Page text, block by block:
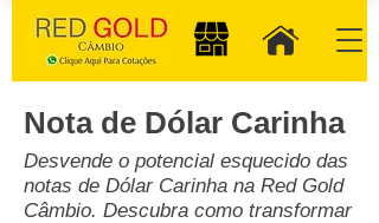
Nota de Dólar Carinha
Desvende o potencial esquecido das
notas de Dólar Carinha na Red Gold
Câmbio. Descubra como transformar